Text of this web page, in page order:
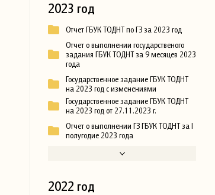
2023 год
Отчет ГБУК ТОДНТ по ГЗ за 2023 год
Отчет о выполнении государственого
задания ГБУК ТОДНТ за 9 месяцев 2023
года
Государственное задание ГБУК ТОДНТ
на 2023 год с изменениями
Государственное задание ГБУК ТОДНТ
на 2023 год от 27.11.2023 г.
Отчет о выполнении ГЗ ГБУК ТОДНТ за I
полугодие 2023 года
2022 год